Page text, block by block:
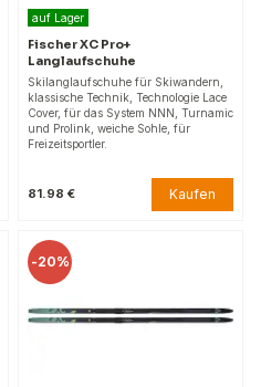
auf Lager
Fischer XC Pro+
Langlaufschuhe
Skilanglaufschuhe für Skiwandern,
klassische Technik, Technologie Lace
Cover, für das System NNN, Turnamic
und Prolink, weiche Sohle, für
Freizeitsportler.
81.98 € Kaufen
-20%